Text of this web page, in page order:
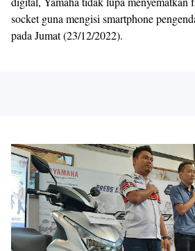
socket guna mengisi smartphone
pada Jumat (23/12/2022).